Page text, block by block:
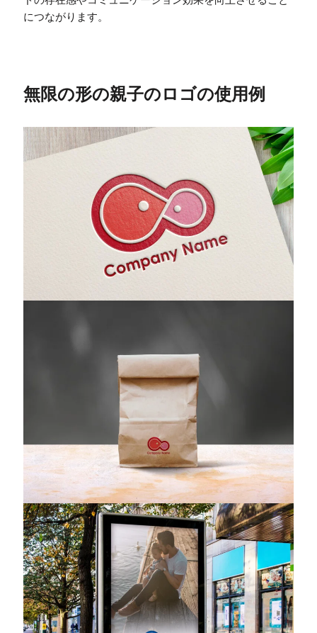
につながります。
無限の形の親子のロゴの使用例